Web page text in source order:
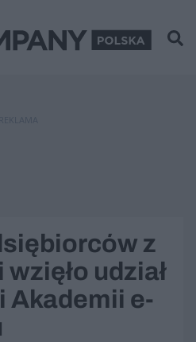
z
udział
Akademii e-